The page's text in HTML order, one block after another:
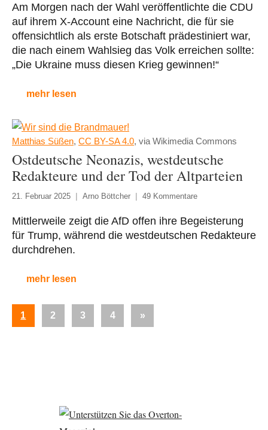
Am Morgen nach der Wahl veröffentlichte die CDU
auf ihrem X-Account eine Nachricht, die für sie
offensichtlich als erste Botschaft prädestiniert war,
die nach einem Wahlsieg das Volk erreichen sollte:
„Die Ukraine muss diesen Krieg gewinnen!“
mehr lesen
Matthias Süßen, CC BY-SA 4.0, via Wikimedia Commons
Ostdeutsche Neonazis, westdeutsche
Redakteure und der Tod der Altparteien
21. Februar 2025 Arno Böttcher 49 Kommentare
Mittlerweile zeigt die AfD offen ihre Begeisterung
für Trump, während die westdeutschen Redakteure
durchdrehen.
mehr lesen
Seitennummerierung
der
1 2 3 4
Nächste
»